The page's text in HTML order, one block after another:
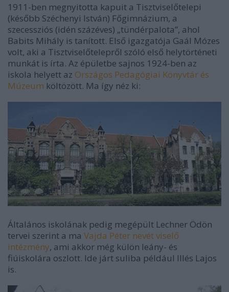
1911-ben megnyitotta kapuit a Tisztviselőtelepi
(később Széchenyi István) Főgimnázium, a
szecessziós (idén százéves) „tündérpalota”, ahol
Babits Mihály is tanított. Első igazgatója Gaál Mózes
volt, aki a Tisztviselőtelepről szóló első helytörténeti
munkát is írta. Az épületbe sajnos 1924-ben az
iskola helyett az Országos Pedagógiai Könyvtár és
Múzeum költözött. Ma így néz ki:
Általános iskolának pedig megépült Lechner Ödön
tervei szerint a ma Vajda Péter nevét viselő
intézmény, ami akkor még külön leány- és
fiúiskolára oszlott. Ide járt suliba például Illés Lajos
is.